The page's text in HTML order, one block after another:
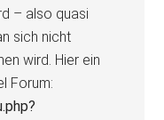
– also quasi
sich nicht
wird. Hier ein
Forum: